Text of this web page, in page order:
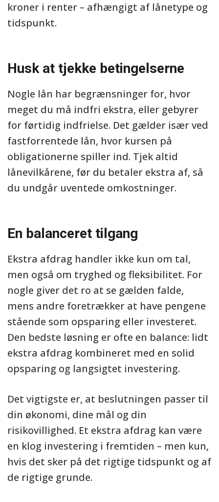
kroner i renter – afhængigt af lånetype og
tidspunkt.
Husk at tjekke betingelserne
Nogle lån har begrænsninger for, hvor
meget du må indfri ekstra, eller gebyrer
for førtidig indfrielse. Det gælder især ved
fastforrentede lån, hvor kursen på
obligationerne spiller ind. Tjek altid
lånevilkårene, før du betaler ekstra af, så
du undgår uventede omkostninger.
En balanceret tilgang
Ekstra afdrag handler ikke kun om tal,
men også om tryghed og fleksibilitet. For
nogle giver det ro at se gælden falde,
mens andre foretrækker at have pengene
stående som opsparing eller investeret.
Den bedste løsning er ofte en balance: lidt
ekstra afdrag kombineret med en solid
opsparing og langsigtet investering.
Det vigtigste er, at beslutningen passer til
din økonomi, dine mål og din
risikovillighed. Et ekstra afdrag kan være
en klog investering i fremtiden – men kun,
hvis det sker på det rigtige tidspunkt og af
de rigtige grunde.